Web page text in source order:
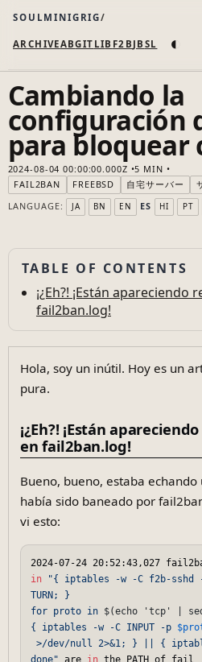
SOULMINIGRIG
ARCHIVEABGIT LIB F2B JB SL ◐
Cambiando la
configuración
para bloquear
2024-08-04 00:00:00.000Z
5 MIN
FAIL2BAN
FREEBSD 自宅サーバー
LANGUAGE:
JA BN EN ES HI PT
TABLE OF CONTENTS
¡¿Eh?! ¡Están
fail2ban.log!
Hola, soy un inútil. Hoy es un
pura.
¡¿Eh?! ¡Están
en fail2ban.log!
Bueno, bueno, estaba echando
había sido baneado por
vi esto:
2024-07-24 20:52:43,027
in
"{ iptables -w -C f2b-
TURN; }
for proto in $(echo 'tcp' |
{ iptables -w -C INPUT -p
>/dev/null 2>&1; } || {
done" are in the PATH of fail